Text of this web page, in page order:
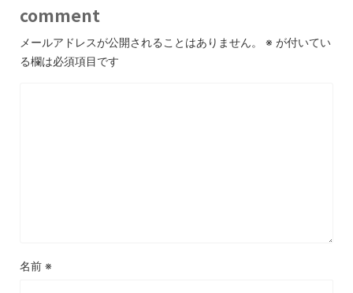
comment
メールアドレスが公開されることはありません。 ※ が付いてい
る欄は必須項目です
名前 ※